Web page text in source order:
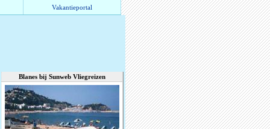
Vakantieportal
Blanes bij Sunweb Vliegreizen